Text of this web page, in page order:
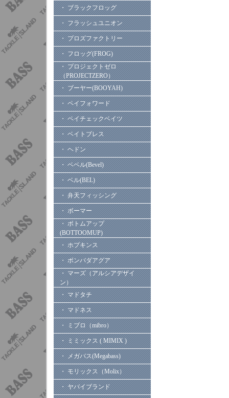
・ ブラックフロッグ
・ フラッシュユニオン
・ プロズファクトリー
・ フロッグ(FROG)
・ プロジェクトゼロ
（PROJECTZERO）
・ ブーヤー(BOOYAH)
・ ペイフォワード
・ ペイチェックベイツ
・ ベイトブレス
・ ヘドン
・ ベベル(Bevel)
・ ベル(BEL)
・ 弁天フィッシング
・ ボーマー
・ ボトムアップ
(BOTTOOMUP)
・ ホプキンス
・ ボンバダアグア
・ マーズ（アルシアデザイ
ン）
・ マドタチ
・ マドネス
・ ミブロ（mibro）
・ ミミックス ( MIMIX )
・ メガバス(Megabass)
・ モリックス（Molix）
・ ヤバイブランド